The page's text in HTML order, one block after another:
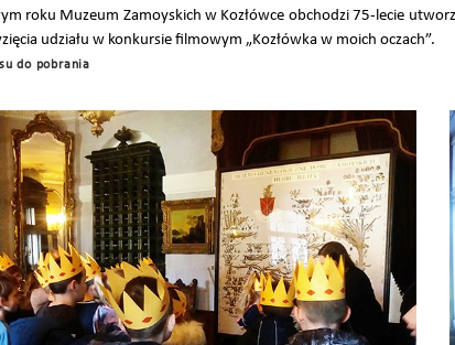
roku Muzeum Zamoyskich w Kozłówce obchodzi 75-lecie
udziału w konkursie filmowym „Kozłówka w moich oczach”.
do pobrania